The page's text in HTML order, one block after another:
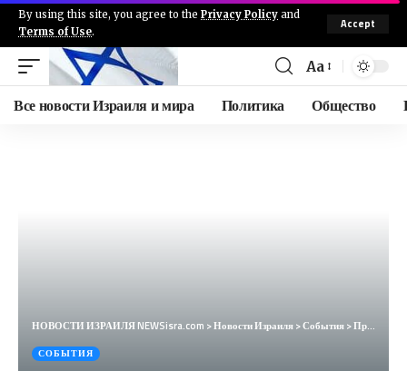
By using this site, you agree to the Privacy Policy and
Terms of Use.
Accept
Aa
Все новости Израиля и мира Политика Общество
НОВОСТИ ИЗРАИЛЯ NEWSisra.com >Новости Израиля>События>Премьер-министр примерно через час созовет специальные консультации по безопасности вместе с рядом м
СОБЫТИЯ